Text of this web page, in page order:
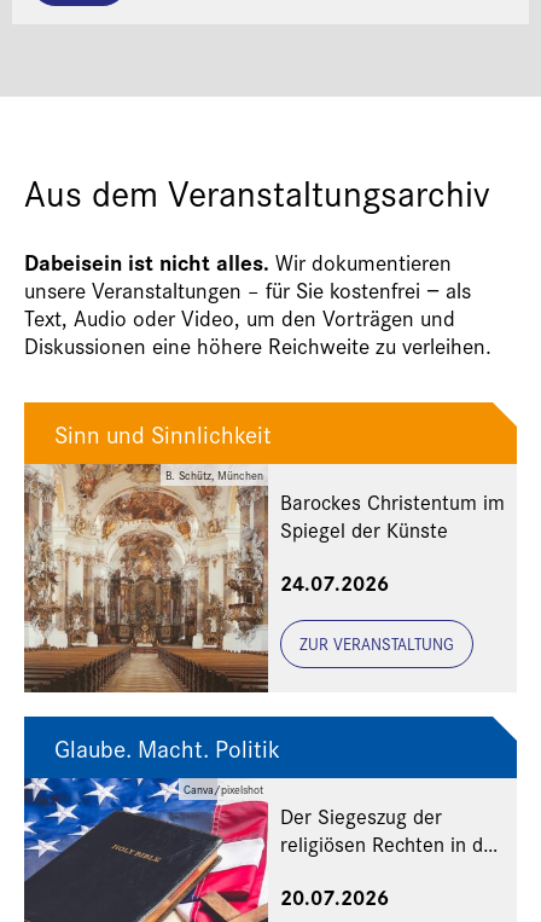
Aus dem Veranstaltungsarchiv
Dabeisein ist nicht alles. Wir dokumentieren
unsere Veranstaltungen – für Sie kostenfrei − als
Text, Audio oder Video, um den Vorträgen und
Diskussionen eine höhere Reichweite zu verleihen.
B. Schütz, München
Sinn und Sinnlichkeit
Barockes Christentum im
Spiegel der Künste
24.07.2026
ZUR VERANSTALTUNG
Canva/pixelshot
Glaube. Macht. Politik
Der Siegeszug der
religiösen Rechten in den
20.07.2026